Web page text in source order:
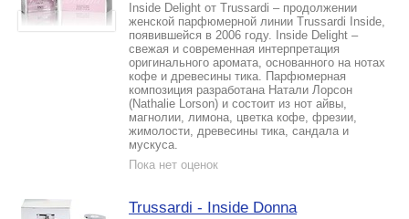
Inside Delight от Trussardi – продолжении
женской парфюмерной линии Trussardi Inside,
появившейся в 2006 году. Inside Delight –
свежая и современная интерпретация
оригинального аромата, основанного на нотах
кофе и древесины тика. Парфюмерная
композиция разработана Натали Лорсон
(Nathalie Lorson) и состоит из нот айвы,
магнолии, лимона, цветка кофе, фрезии,
жимолости, древесины тика, сандала и
мускуса.
Пока нет оценок
Trussardi - Inside Donna